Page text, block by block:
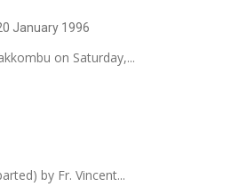
January 1996
on Saturday,...
by Fr. Vincent...